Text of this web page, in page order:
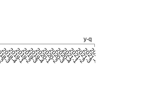
y-q
3
2018-4
2019-1
2019-2
2019-3
2019-4
2020-1
2020-2
2020-3
2020-4
2021-1
2021-2
2021-3
2021-4
2022-1